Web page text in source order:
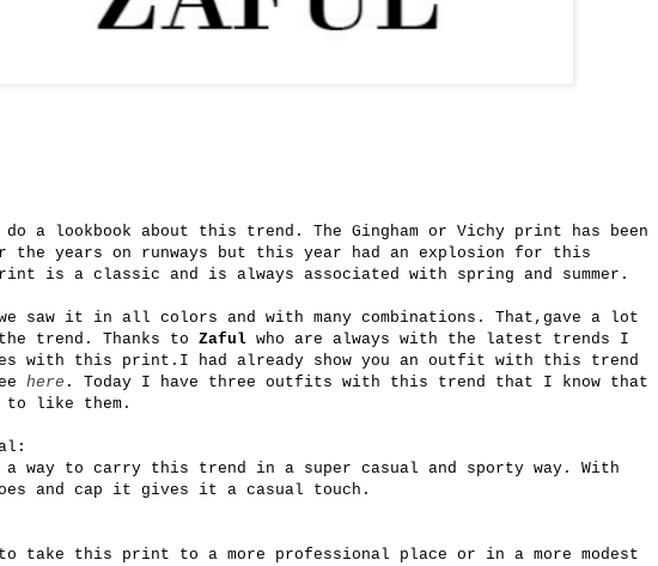
a lookbook about this trend. The Gingham or Vichy print has been
the years on runways but this year had an explosion for this
is a classic and is always associated with spring and summer.
saw it in all colors and with many combinations. That,gave a lot
trend. Thanks to Zaful who are always with the latest trends I
with this print.I had already show you an outfit with this trend
here . Today I have three outfits with this trend that I know that
to like them.
way to carry this trend in a super casual and sporty way. With
and cap it gives it a casual touch.
take this print to a more professional place or in a more modest